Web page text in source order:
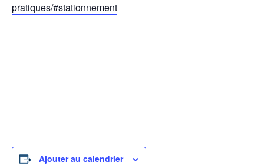
pratiques/#stationnement
Ajouter au calendrier